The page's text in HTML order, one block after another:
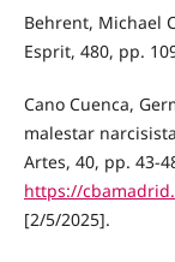
Behrent, Michael
Esprit, 480, pp.
Cano Cuenca,
malestar
Artes, 40, pp. 43-
https://
[2/5/2025].